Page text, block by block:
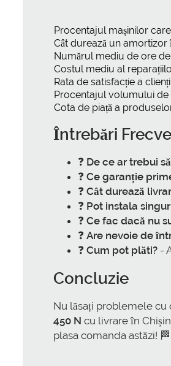
Procentajul mașinilor
Cât durează un amortizor
Numărul mediu de ore
Costul mediu al
Rata de satisfacție a
Procentajul volumului de
Cota de piață a
Întrebări
❓ De ce ar trebui
❓ Ce garanție
❓ Cât durează
❓ Pot instala
❓ Ce fac dacă nu
❓ Are nevoie de
❓ Cum pot plăti? -
Concluzie
Nu lăsați problemele cu
450 N cu livrare în
plasa comanda astăzi! 🏁